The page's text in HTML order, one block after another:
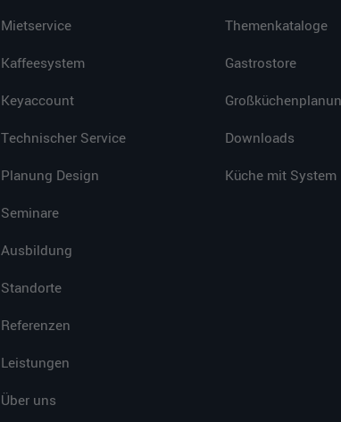
Mietservice
Kaffeesystem
Keyaccount
Technischer Service
Planung Design
Seminare
Ausbildung
Standorte
Referenzen
Leistungen
Über uns
Themenkataloge
Gastrostore
Downloads
Küche mit System